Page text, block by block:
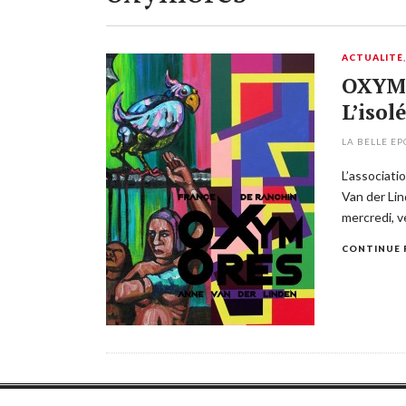
ACTUALITÉ
LA BELLE
Van der
mercredi,
CONTINUE